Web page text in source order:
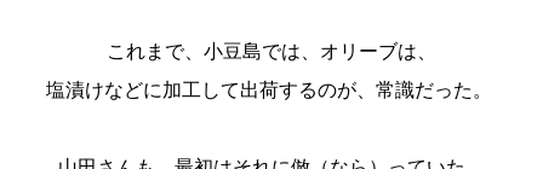
これまで、小豆島では、オリーブは、
塩漬けなどに加工して出荷するのが、常識だった。